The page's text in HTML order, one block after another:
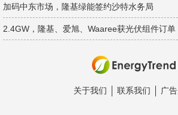
加码中东市场，隆基绿能签约沙特水务局
2.4GW，隆基、爱旭、Waaree获光伏组件订单
关于我们 联系我们 广